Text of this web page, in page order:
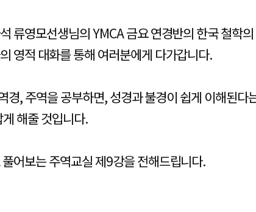
류영모선생님의 YMCA 금요 연경반의 한국 철학
영적 대화를 통해 여러분에게 다가갑니다.
경, 주역을 공부하면, 성경과 불경이 쉽게 이해된
해줄 것입니다.
어보는 주역교실 제9강을 전해드립니다.